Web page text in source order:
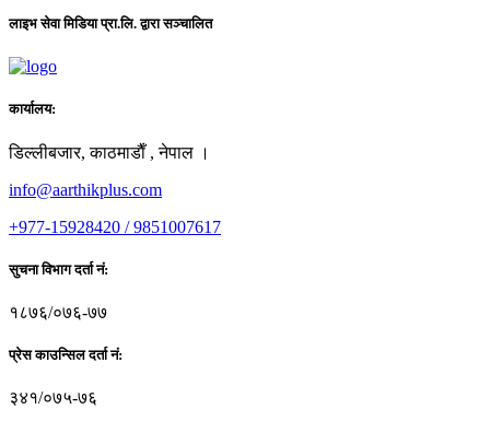
लाइभ सेवा मिडिया प्रा.लि. द्वारा सञ्चालित
कार्यालय:
डिल्लीबजार, काठमाडाैँ , नेपाल ।
info@aarthikplus.com
+977-15928420 / 9851007617
सुचना विभाग दर्ता नं:
१८७६/०७६-७७
प्रेस काउन्सिल दर्ता नं:
३४१/०७५-७६